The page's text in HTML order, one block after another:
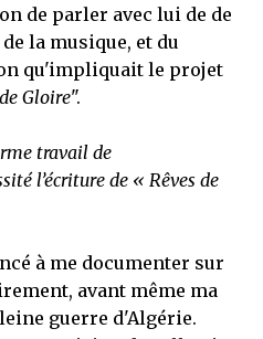
de parler avec lui de de
la musique, et du
qu'impliquait le projet
Gloire".
travail de
l’écriture de « Rêves de
à me documenter sur
avant même ma
guerre d'Algérie.